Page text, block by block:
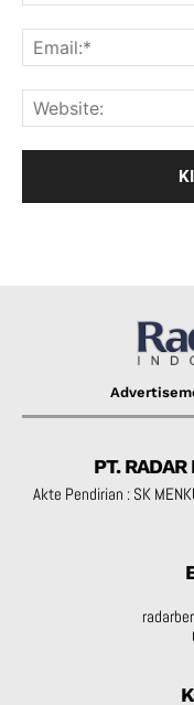
PT.
Akte Pendirian : SK